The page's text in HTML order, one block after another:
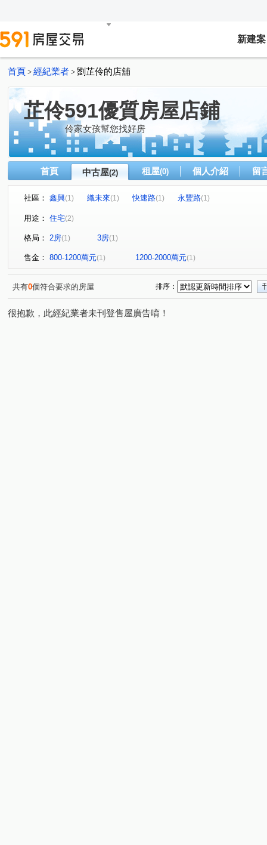
新建案
首頁 > 經紀業者 > 劉芷伶的店舖
芷伶591優質房屋店鋪
伶家女孩幫您找好房
首頁 中古屋(2) 租屋(0) 個人介紹 留
社區： 鑫興(1) 織未來(1) 快速路(1) 永豐路(1)
用途： 住宅(2)
格局： 2房(1) 3房(1)
售金： 800-1200萬元(1) 1200-2000萬元(1)
共有0個符合要求的房屋 排序：
很抱歉，此經紀業者未刊登售屋廣告唷！